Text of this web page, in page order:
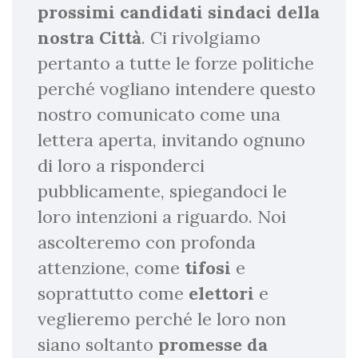
prossimi candidati sindaci della
nostra Città. Ci rivolgiamo
pertanto a tutte le forze politiche
perché vogliano intendere questo
nostro comunicato come una
lettera aperta, invitando ognuno
di loro a risponderci
pubblicamente, spiegandoci le
loro intenzioni a riguardo. Noi
ascolteremo con profonda
attenzione, come tifosi e
soprattutto come elettori e
veglieremo perché le loro non
siano soltanto promesse da